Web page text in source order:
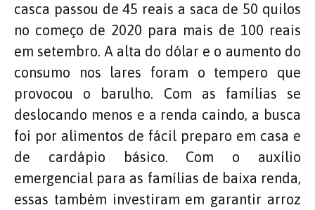
casca passou de 45 reais a saca de 50 quilos
no começo de 2020 para mais de 100 reais
em setembro. A alta do dólar e o aumento do
consumo nos lares foram o tempero que
provocou o barulho. Com as famílias se
deslocando menos e a renda caindo, a busca
foi por alimentos de fácil preparo em casa e
de cardápio básico. Com o auxílio
emergencial para as famílias de baixa renda,
essas também investiram em garantir arroz